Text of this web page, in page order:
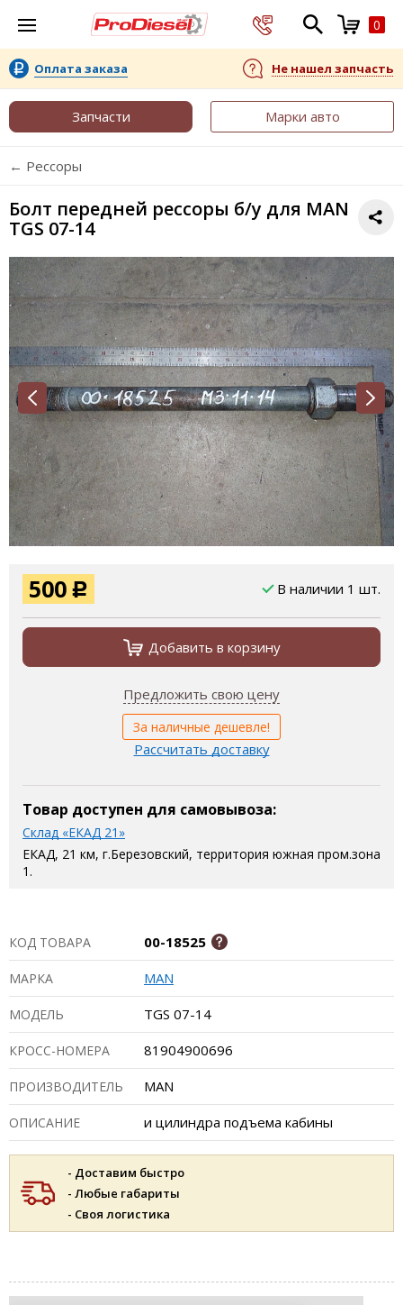
0
Оплата заказа Не нашел запчасть
Запчасти Марки авто
← Рессоры
Болт передней рессоры б/у для MAN
TGS 07-14
500 Р В наличии 1 шт.
Добавить в корзину
Предложить свою цену
За наличные дешевле!
Рассчитать доставку
Товар доступен для самовывоза:
Склад «ЕКАД 21»
ЕКАД, 21 км, г.Березовский, территория южная пром.зона
1.
КОД ТОВАРА 00-18525
МАРКА MAN
МОДЕЛЬ TGS 07-14
КРОСС-НОМЕРА 81904900696
ПРОИЗВОДИТЕЛЬ MAN
ОПИСАНИЕ и цилиндра подъема кабины
- Доставим быстро
- Любые габариты
- Своя логистика